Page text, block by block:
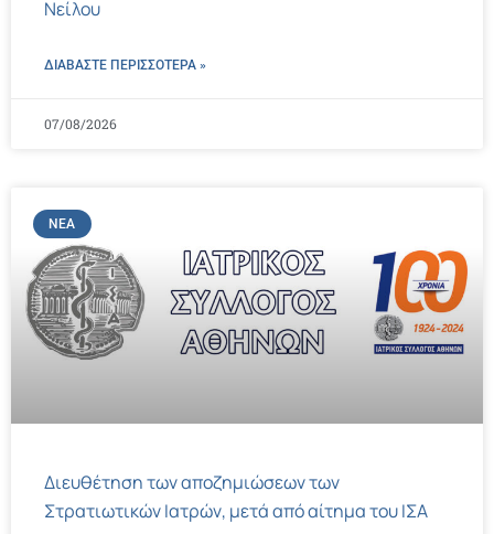
Νείλου
ΔΙΑΒΑΣΤΕ ΠΕΡΙΣΣΌΤΕΡΑ »
07/08/2026
ΝΈΑ
Διευθέτηση των αποζημιώσεων των
Στρατιωτικών Ιατρών, μετά από αίτημα του ΙΣΑ